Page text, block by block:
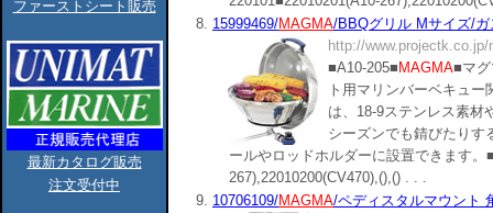
ファーストシート販売
最新カタログ販売
注文受付中
8. 15999469/MAGMA/BBQグリル Mサイズ/
http://
■A10-205■ MAGMA■マ
ト用マリンバーベキュ
は、18-9ステンレス素材
シーズンでも錆びたりす
ールやロッドホルダーに設置できます
267),22010200(CV470),(),() . . .
9. 10706109/MAGMA/ペディスタルマウント